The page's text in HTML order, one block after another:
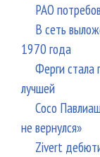
РАО
В сеть
1970 года
Ферги стала
лучшей
Сосо
не вернулся»
Zivert